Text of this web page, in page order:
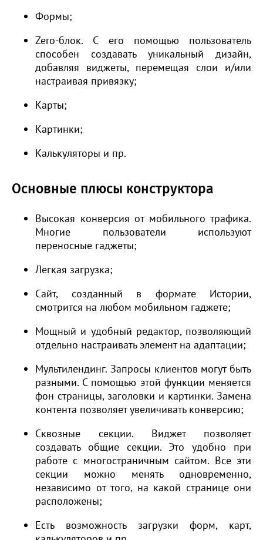
Формы;
Zero-блок. С его помощью пользователь
способен создавать уникальный дизайн,
добавляя виджеты, перемещая слои и/или
настраивая привязку;
Карты;
Картинки;
Калькуляторы и пр.
Основные плюсы конструктора
Высокая конверсия от мобильного трафика.
Многие пользователи используют
переносные гаджеты;
Легкая загрузка;
Сайт, созданный в формате Истории,
смотрится на любом мобильном гаджете;
Мощный и удобный редактор, позволяющий
отдельно настраивать элемент на адаптации;
Мультилендинг. Запросы клиентов могут быть
разными. С помощью этой функции меняется
фон страницы, заголовки и картинки. Замена
контента позволяет увеличивать конверсию;
Сквозные секции. Виджет позволяет
создавать общие секции. Это удобно при
работе с многостраничным сайтом. Все эти
секции можно менять одновременно,
независимо от того, на какой странице они
расположены;
Есть возможность загрузки форм, карт,